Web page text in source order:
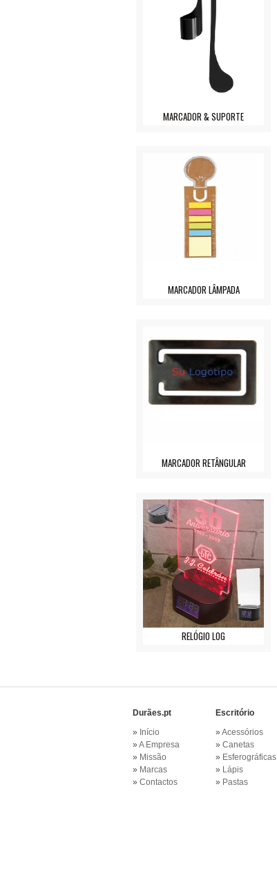
MARCADOR & SUPORTE
MARCADOR LÂMPADA
MARCADOR RETÂNGULAR
RELÓGIO LOG
Durães.pt
» Início
» A Empresa
» Missão
» Marcas
» Contactos
Escritório
» Acessórios
» Canetas
» Esferográficas
» Lápis
» Pastas